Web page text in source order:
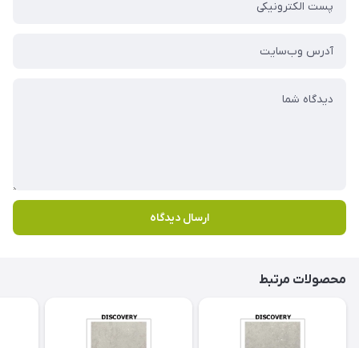
ارسال دیدگاه
محصولات مرتبط